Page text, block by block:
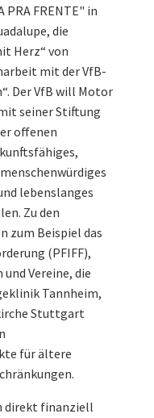
FRENTE" in
die
Herz“ von
mit der VfB-
Der VfB will Motor
seiner Stiftung
offenen
lebenslanges
Zu den
zum Beispiel das
(PFIFF),
Vereine, die
Tannheim,
Stuttgart
für ältere
direkt finanziell